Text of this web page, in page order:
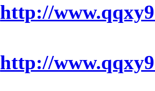
http://
http://